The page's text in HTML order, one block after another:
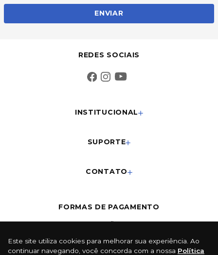
Este site utiliza cookies para melhorar sua experiência. Ao
continuar navegando, você concorda com a nossa Política
ENVIAR
REDES SOCIAIS
INSTITUCIONAL
SUPORTE
CONTATO
FORMAS DE PAGAMENTO
Cartões